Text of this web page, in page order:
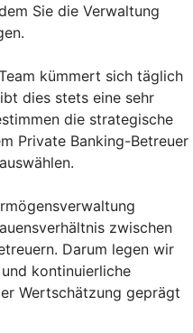
Sie die Verwaltung
kümmert sich täglich
dies stets eine sehr
die strategische
Private Banking-Betreuer
zwischen
Darum legen wir
kontinuierliche
Wertschätzung geprägt